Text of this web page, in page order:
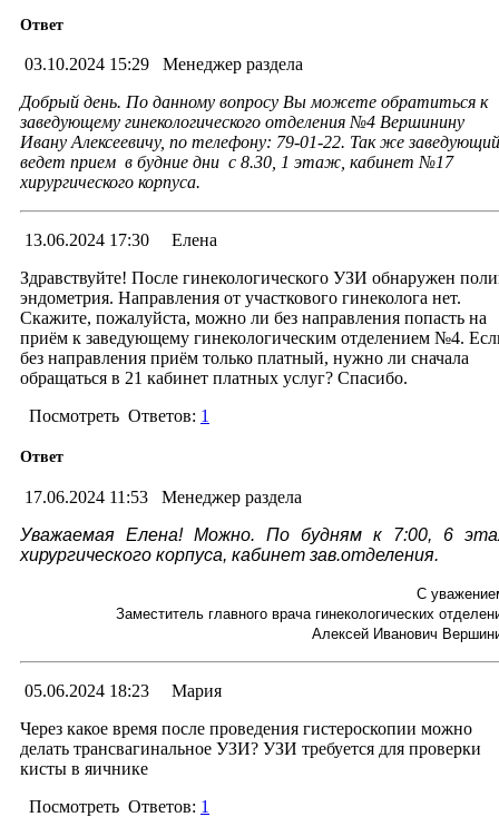
Ответ
03.10.2024 15:29
Менеджер раздела
Добрый день. По данному вопросу Вы можете обратиться к
заведующему гинекологического отделения №4 Вершинину
Ивану Алексеевичу, по телефону: 79-01-22. Так же
ведет прием в будние дни с 8.30, 1 этаж, кабинет №17
хирургического корпуса.
13.06.2024 17:30
Елена
Здравствуйте! После гинекологического УЗИ обнаружен
эндометрия. Направления от участкового гинеколога нет.
Скажите, пожалуйста, можно ли без направления попасть на
приём к заведующему гинекологическим отделением №4.
без направления приём только платный, нужно ли сначала
обращаться в 21 кабинет платных услуг? Спасибо.
Посмотреть Ответов: 1
Ответ
17.06.2024 11:53
Менеджер раздела
Уважаемая Елена! Можно. По будням к 7:00, 6
хирургического корпуса, кабинет зав.отделения.
С
Заместитель главного врача гинекологических
Алексей Иванович
05.06.2024 18:23
Мария
Через какое время после проведения гистероскопии можно
делать трансвагинальное УЗИ? УЗИ требуется для проверки
кисты в яичнике
Посмотреть Ответов: 1